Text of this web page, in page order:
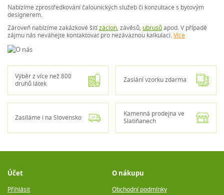
Nabízíme zprostředkování čalounických služeb či konzultace s bytovým
designerem.
Zároveň nabízíme zakázkové šitízáclon, závěsů, ubrusůapod. V případě
zájmu nás neváhejte kontaktovat pro nezávaznou kalkulaci.Více
Výběr z více než 800
druhů látek
Zaslání vzorku zdarma
Zasíláme i na Slovensko
Kamenná prodejna ve
Slatiňanech
Účet
Přihlásit
O nákupu
Obchodní podmínky